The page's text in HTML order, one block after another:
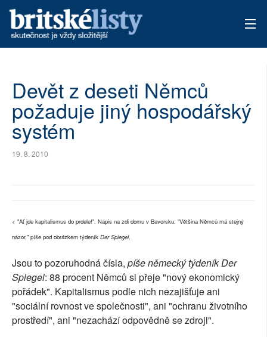
ARCHIV
TÉMATA
AUTOŘI
Devět z deseti Němců
požaduje jiný hospodářský
systém
19. 8. 2010
< "Ať jde kapitalismus do prdele!". Nápis na zdi domu v Bavorsku. "Většina Němců má stejný
názor," píše pod obrázkem týdeník Der Spiegel.
Jsou to pozoruhodná čísla, píše německý týdeník Der
Spiegel: 88 procent Němců si přeje "nový ekonomický
pořádek". Kapitalismus podle nich nezajišťuje ani
"sociální rovnost ve společnosti", ani "ochranu životního
prostředí", ani "nezachází odpovědně se zdroji".